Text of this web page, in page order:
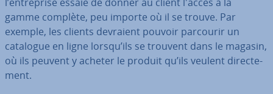
gamme complète, peu importe où il se trouve. Par
exemple, les clients devraient pouvoir parcourir un
catalogue en ligne lorsqu’ils se trouvent dans le magasin,
où ils peuvent y acheter le produit qu’ils veulent di­rec­te­
ment.